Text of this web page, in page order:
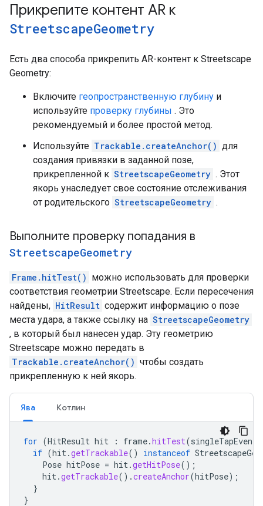
Прикрепите контент AR к
StreetscapeGeometry
Есть два способа прикрепить AR-контент к Streetscape
Geometry:
Включите геопространственную глубину и
используйте проверку глубины . Это
рекомендуемый и более простой метод.
Используйте Trackable.createAnchor() для
создания привязки в заданной позе,
прикрепленной к StreetscapeGeometry . Этот
якорь унаследует свое состояние отслеживания
от родительского StreetscapeGeometry .
Выполните проверку попадания в
StreetscapeGeometry
Frame.hitTest() можно использовать для проверки
соответствия геометрии Streetscape. Если пересечения
найдены, HitResult содержит информацию о позе
места удара, а также ссылку на StreetscapeGeometry
, в который был нанесен удар. Эту геометрию
Streetscape можно передать в
Trackable.createAnchor() чтобы создать
прикрепленную к ней якорь.
Ява Котлин
for (HitResult hit : frame.hitTest(singleTapEvent
if (hit .getTrackable() instanceof
Pose hitPose = hit .getHitPose();
hit .getTrackable().createAnchor(hitPose);
}
}